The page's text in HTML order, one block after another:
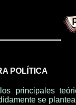
POLÍTICA
principales
se